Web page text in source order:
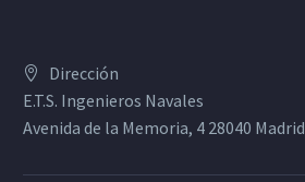
Dirección
E.T.S. Ingenieros Navales
Avenida de la Memoria, 4 28040 Madrid